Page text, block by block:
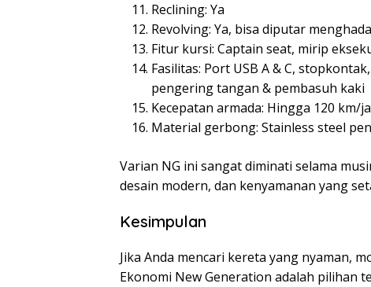
Reclining: Ya
Revolving: Ya, bisa diputar
Fitur kursi: Captain seat, mirip
Fasilitas: Port USB A & C,
pengering tangan & pembasuh kaki
Kecepatan armada: Hingga 120 km/
Material gerbong: Stainless steel
Varian NG ini sangat diminati selama
desain modern, dan kenyamanan yang
Kesimpulan
Jika Anda mencari kereta yang nyaman,
Ekonomi New Generation adalah pilihan